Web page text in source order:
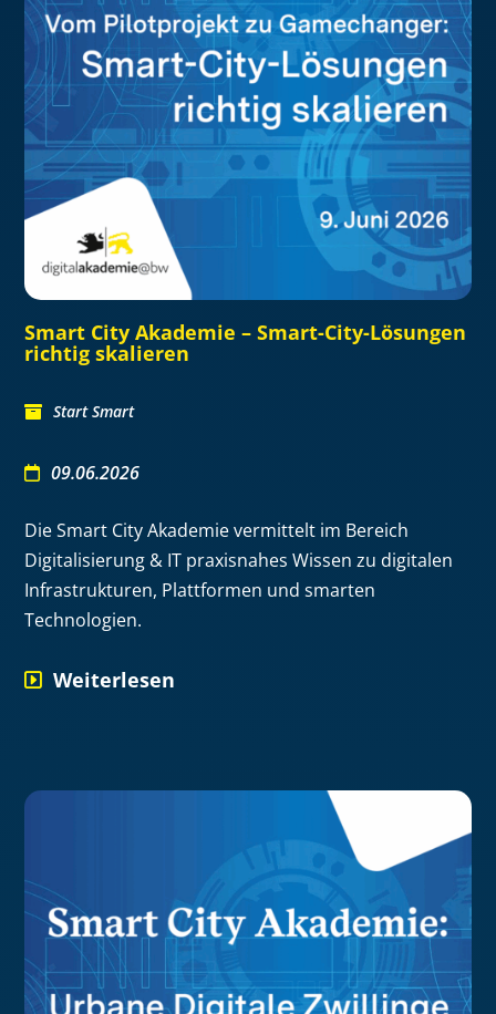
Smart City Akademie – Smart-City-Lösungen
richtig skalieren
Start Smart
09.06.2026
Die Smart City Akademie vermittelt im Bereich
Digitalisierung & IT praxisnahes Wissen zu digitalen
Infrastrukturen, Plattformen und smarten
Technologien.
Weiterlesen